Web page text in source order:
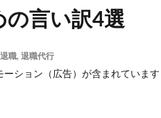
の言い訳4選
退職, 退職代行
ション（広告）が含まれています